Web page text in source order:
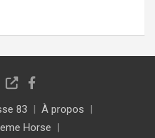
83
À propos
Horse